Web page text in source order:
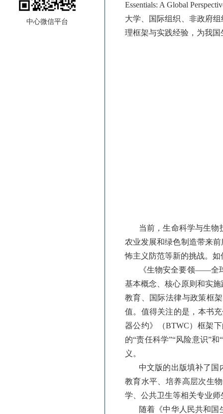
中心微信平台
Essentials: A Global
大学、国际组织、非政府
理框架与实践经验，为我
当前，生命科学与生物
农业发展和绿色制造带来
怖主义防范等新的挑战。
《生物安全要领——全
基本概念、核心原则和实
教育、国际法律与政策框
值。值得关注的是，本书
器公约》（BTWC）框架
的“责任科学”“风险意识”
义。
中文版的出版填补了国
教育水平、培养高层次生
学、公共卫生等相关专业
随着《中华人民共和